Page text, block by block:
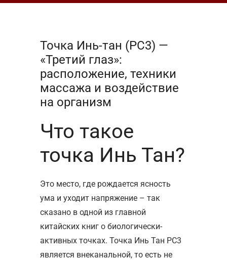
Точка Инь-тан (РС3) —
«Третий глаз»:
расположение, техники
массажа и воздействие
на организм
Что такое
точка Инь Тан?
Это место, где рождается ясность
ума и уходит напряжение – так
сказано в одной из главной
китайских книг о биологически-
активных точках. Точка Инь Тан РС3
является внеканальной, то есть не